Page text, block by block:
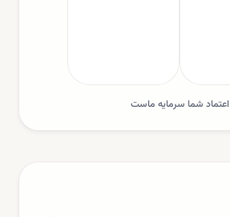
اعتماد شما سرمایه ماست